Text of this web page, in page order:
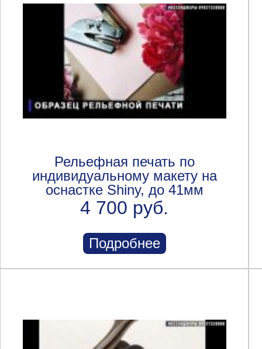
Рельефная печать по
индивидуальному макету на
оснастке Shiny, до 41мм
4 700 руб.
Подробнее